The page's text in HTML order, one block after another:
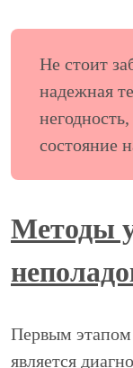
Не стоит
надежная
состояние
Методы
Первым этапом
является